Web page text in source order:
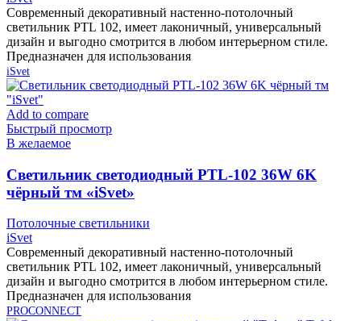
Современный декоративный настенно-потолочный
светильник PTL 102, имеет лаконичный, универсальный
дизайн и выгодно смотрится в любом интерьерном стиле.
Предназначен для использования
iSvet
Add to compare
Быстрый просмотр
В желаемое
Cветильник светодиодный PTL-102 36W 6K
чёрный тм «iSvet»
Потолочные светильники
iSvet
Современный декоративный настенно-потолочный
светильник PTL 102, имеет лаконичный, универсальный
дизайн и выгодно смотрится в любом интерьерном стиле.
Предназначен для использования
PROCONNECT